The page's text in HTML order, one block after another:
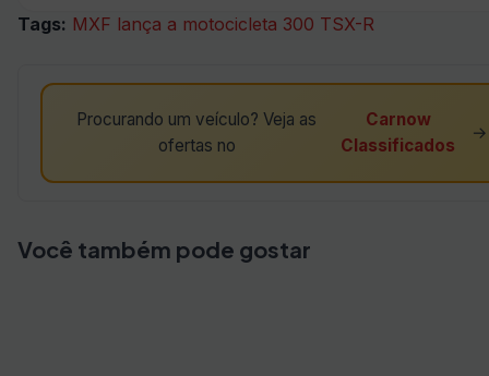
Tags: MXF lança a motocicleta 300 TSX-R
Procurando um veículo? Veja as
ofertas no
Carnow
Classificados
→
Você também pode gostar